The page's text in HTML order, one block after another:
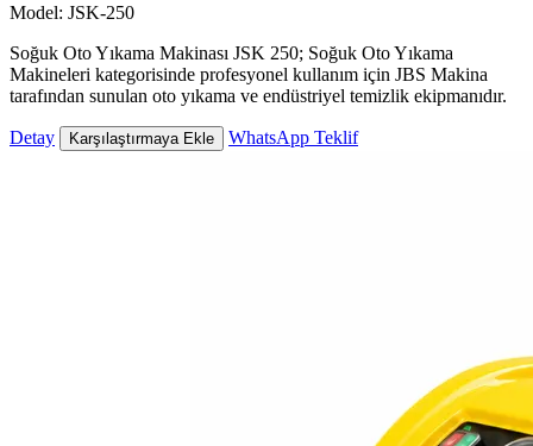
Model: JSK-250
Soğuk Oto Yıkama Makinası JSK 250; Soğuk Oto Yıkama
Makineleri kategorisinde profesyonel kullanım için JBS Makina
tarafından sunulan oto yıkama ve endüstriyel temizlik ekipmanıdır.
Detay Karşılaştırmaya Ekle WhatsApp Teklif